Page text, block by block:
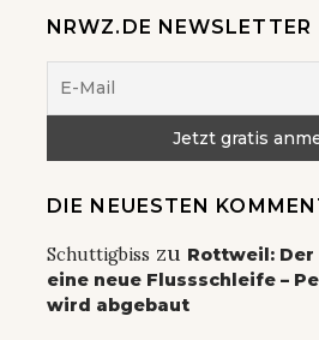
NRWZ.DE NEWSLETTER
DIE NEUESTEN
Schuttigbiss zu Rottweil:
eine neue Flussschleife –
wird abgebaut